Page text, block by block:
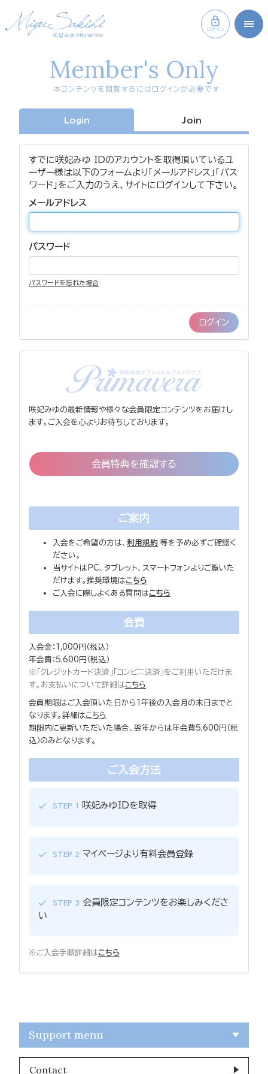
ログイン
Member's Only
本コンテンツを閲覧するにはログインが必要です
Login Join
すでに咲妃みゆ IDのアカウントを取得頂いているユ
ーザー様は以下のフォームより「メールアドレス」「パス
ワード」をご入力のうえ、サイトにログインして下さい。
メールアドレス
パスワード
パスワードを忘れた場合
咲妃みゆの最新情報や様々な会員限定コンテンツをお届けし
ます。ご入会を心よりお待ちしております。
会員特典を確認する
ご案内
入会をご希望の方は、 利用規約 等を予め必ずご確認く
ださい。
当サイトはPC、タブレット、スマートフォンよりご覧いた
だけます。推奨環境はこちら
ご入会に際しよくある質問はこちら
会費
入会金：1,000円（税込）
年会費：5,600円（税込）
※「クレジットカード決済」「コンビニ決済」をご利用いただけま
す。お支払いについて詳細はこちら
会員期限はご入会頂いた日から1年後の入会月の末日までと
なります。詳細はこちら
期限内に更新いただいた場合、翌年からは年会費5,600円（税
込）のみとなります。
ご入会方法
STEP 1 咲妃みゆIDを取得
STEP 2 マイページより有料会員登録
STEP 3
会員限定コンテンツをお楽しみくださ
い
※ご入会手順詳細はこちら
Support menu
Contact